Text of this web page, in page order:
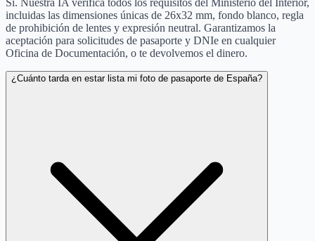
incluidas las dimensiones únicas de 26x32 mm, fondo blanco, regla
de prohibición de lentes y expresión neutral. Garantizamos la
aceptación para solicitudes de pasaporte y DNIe en cualquier
Oficina de Documentación, o te devolvemos el dinero.
¿Cuánto tarda en estar lista mi foto de pasaporte de España?